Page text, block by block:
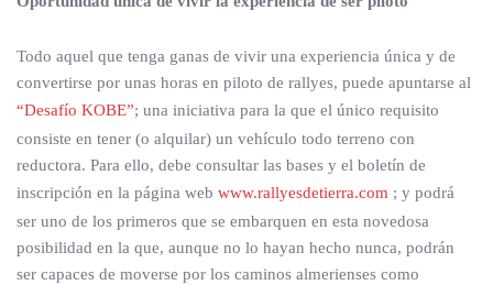
Todo aquel que tenga ganas de vivir una experiencia única y de
convertirse por unas horas en piloto de rallyes, puede apuntarse al
“Desafío KOBE”; una iniciativa para la que el único requisito
consiste en tener (o alquilar) un vehículo todo terreno con
reductora. Para ello, debe consultar las bases y el boletín de
inscripción en la página web www.rallyesdetierra.com ; y podrá
ser uno de los primeros que se embarquen en esta novedosa
posibilidad en la que, aunque no lo hayan hecho nunca, podrán
ser capaces de moverse por los caminos almerienses como